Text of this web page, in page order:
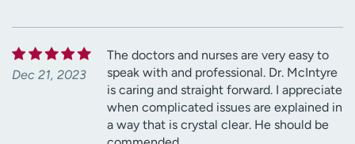
Dec 21, 2023
The doctors and nurses are very easy to
speak with and professional. Dr. McIntyre
is caring and straight forward. I appreciate
when complicated issues are explained in
a way that is crystal clear. He should be